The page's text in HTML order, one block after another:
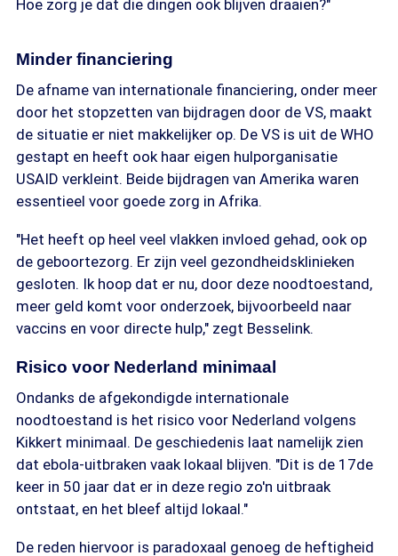
Hoe zorg je dat die dingen ook blijven draaien?"
Minder financiering
De afname van internationale financiering, onder meer
door het stopzetten van bijdragen door de VS, maakt
de situatie er niet makkelijker op. De VS is uit de WHO
gestapt en heeft ook haar eigen hulporganisatie
USAID verkleint. Beide bijdragen van Amerika waren
essentieel voor goede zorg in Afrika.
"Het heeft op heel veel vlakken invloed gehad, ook op
de geboortezorg. Er zijn veel gezondheidsklinieken
gesloten. Ik hoop dat er nu, door deze noodtoestand,
meer geld komt voor onderzoek, bijvoorbeeld naar
vaccins en voor directe hulp," zegt Besselink.
Risico voor Nederland minimaal
Ondanks de afgekondigde internationale
noodtoestand is het risico voor Nederland volgens
Kikkert minimaal. De geschiedenis laat namelijk zien
dat ebola-uitbraken vaak lokaal blijven. "Dit is de 17de
keer in 50 jaar dat er in deze regio zo'n uitbraak
ontstaat, en het bleef altijd lokaal."
De reden hiervoor is paradoxaal genoeg de heftigheid